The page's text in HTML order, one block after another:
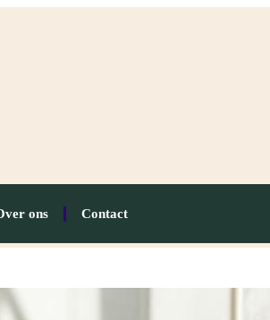
ons Contact